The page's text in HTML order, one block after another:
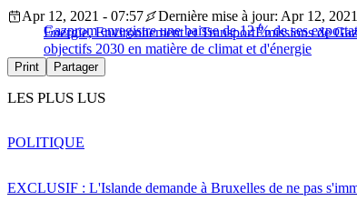
Gazprom enregistre une baisse de 12 % de ses
Apr 12, 2021 - 07:57
Dernière mise à jour: Apr 12,
Energie, Environnement et TransportÉmissions de
objectifs 2030 en matière de climat et d'énergie
Print Partager
LES PLUS LUS
EXCLUSIF : L'Islande demande à Bruxelles de ne pas
POLITIQUE